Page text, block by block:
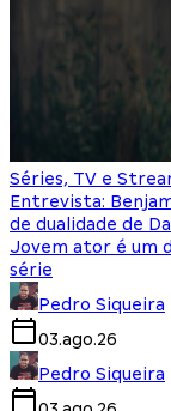
Séries, TV e
Entrevista:
de dualidade de
Jovem ator é um
série
Pedro Siqueira
03.ago.26
Pedro Siqueira